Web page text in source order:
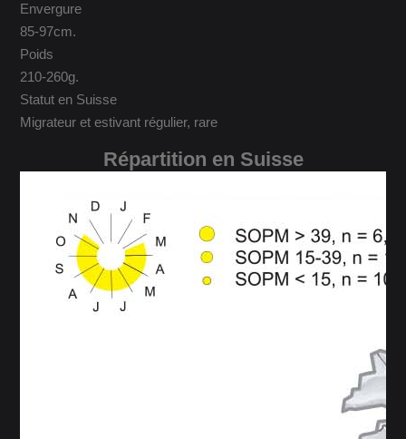
Envergure
85-97cm.
Poids
210-260g.
Statut en Suisse
Migrateur et estivant régulier, rare
Répartition en Suisse